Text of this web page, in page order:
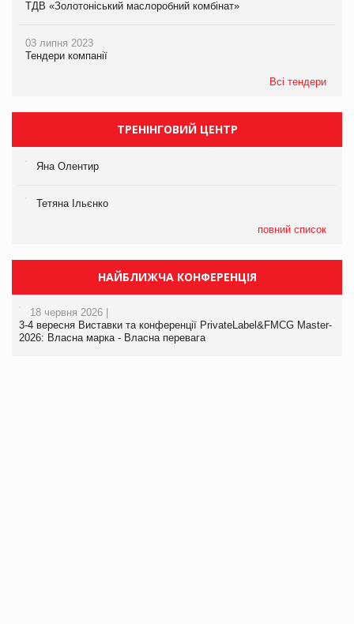
ТДВ «Золотоніський маслоробний комбінат»
03 липня 2023
Тендери компанії
Всі тендери
ТРЕНІНГОВИЙ ЦЕНТР
Яна Олентир
Тетяна Ільєнко
повний список
НАЙБЛИЖЧА КОНФЕРЕНЦІЯ
18 червня 2026 |
3-4 вересня Виставки та конференції PrivateLabel&FMCG Master-
2026: Власна марка - Власна перевага